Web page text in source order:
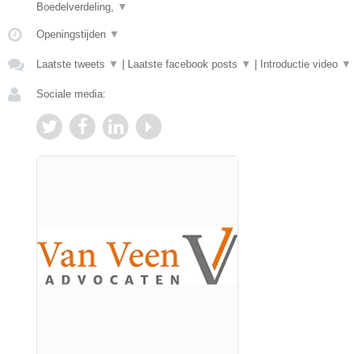
Boedelverdeling, ▼
Openingstijden ▼
Laatste tweets ▼ Laatste facebook posts ▼ Introductie video ▼
Sociale media: